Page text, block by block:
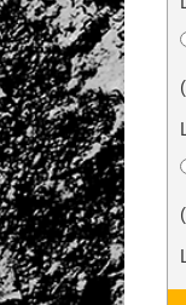
Video Editing